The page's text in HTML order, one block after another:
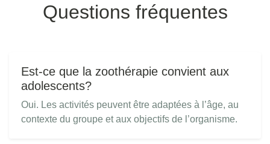
Questions fréquentes
Est-ce que la zoothérapie convient aux
adolescents?
Oui. Les activités peuvent être adaptées à l’âge, au
contexte du groupe et aux objectifs de l’organisme.